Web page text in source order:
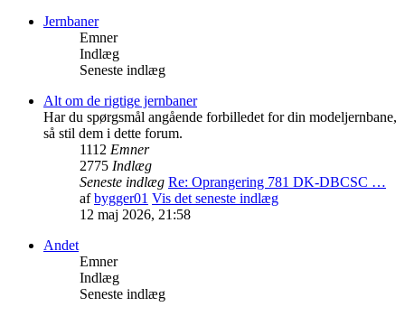
Jernbaner
Emner
Indlæg
Seneste indlæg
Alt om de rigtige jernbaner
Har du spørgsmål angående forbilledet for din modeljernbane,
så stil dem i dette forum.
1112 Emner
2775 Indlæg
Seneste indlæg Re: Oprangering 781 DK-DBCSC …
afbygger01 Vis det seneste indlæg
12 maj 2026, 21:58
Andet
Emner
Indlæg
Seneste indlæg